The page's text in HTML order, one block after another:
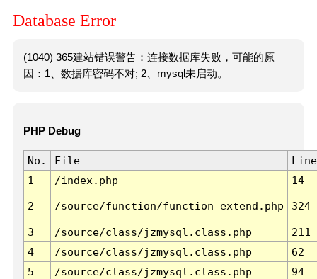
Database Error
(1040) 365建站错误警告：连接数据库失败，可能的原
因：1、数据库密码不对; 2、mysql未启动。
PHP Debug
No. File
Line
1
/index.php 14
2 /source/function/function_extend.php 324
3 /source/class/jzmysql.class.php
211
4
/source/class/jzmysql.class.php
62
5
/source/class/jzmysql.class.php
94